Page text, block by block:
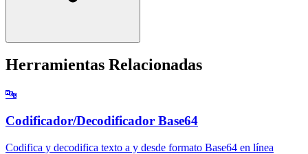
Herramientas Relacionadas
🔤
Codificador/Decodificador Base64
Codifica y decodifica texto a y desde formato Base64 en línea